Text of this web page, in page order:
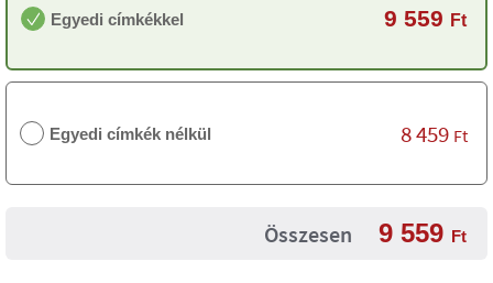
Egyedi címkékkel 9 559 Ft
Egyedi címkék nélkül 8 459 Ft
Összesen 9 559 Ft